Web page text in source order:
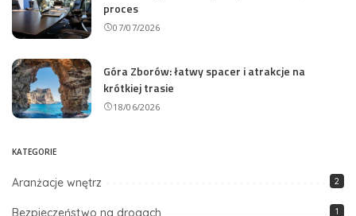
proces
07/07/2026
Góra Zborów: łatwy spacer i atrakcje na
krótkiej trasie
18/06/2026
KATEGORIE
Aranżacje wnętrz 2
Bezpieczeństwo na drogach 1